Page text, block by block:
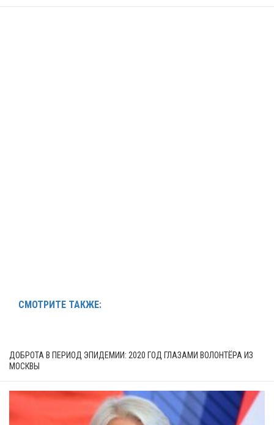
СМОТРИТЕ ТАКЖЕ:
ДОБРОТА В ПЕРИОД ЭПИДЕМИИ: 2020 ГОД ГЛАЗАМИ ВОЛОНТЁРА ИЗ
МОСКВЫ